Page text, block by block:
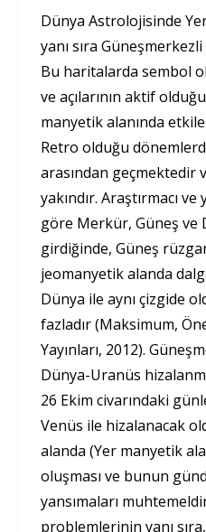
Dünya Astrolojisinde
yanı sıra
Bu haritalarda sembol
ve açılarının aktif
manyetik alanında
Retro olduğu
arasından geçmektedir
yakındır. Araştırmacı
göre Merkür, Güneş ve
girdiğinde, Güneş
jeomanyetik alanda
Dünya ile aynı çizgide
fazladır (Maksimum,
Yayınları, 2012).
Dünya-Uranüs
26 Ekim civarındaki
Venüs ile hizalanacak
alanda (Yer manyetik
oluşması ve bunun
yansımaları
problemlerinin yanı